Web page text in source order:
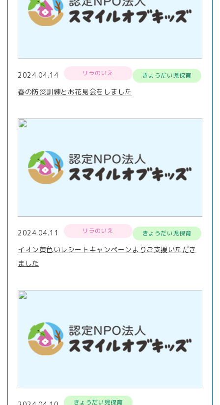
2024.04.14 リラのいえ きょうだい児保育
春の防災訓練とお花見会をしました
2024.04.11 リラのいえ きょうだい児保育
イオン黄色いレシートキャンペーンよりご支援いただき
ました
きょうだい児保育